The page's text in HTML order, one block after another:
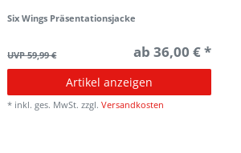
Six Wings Präsentationsjacke
UVP 59,99 € ab 36,00 € *
Artikel anzeigen
* inkl. ges. MwSt. zzgl.Versandkosten